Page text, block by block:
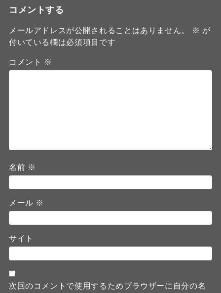
コメントする
メールアドレスが公開されることはありません。 ※ が
付いている欄は必須項目です
コメント ※
名前 ※
メール ※
サイト
次回のコメントで使用するためブラウザーに自分の名